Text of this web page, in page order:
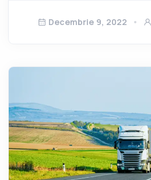
Decembrie 9, 2022